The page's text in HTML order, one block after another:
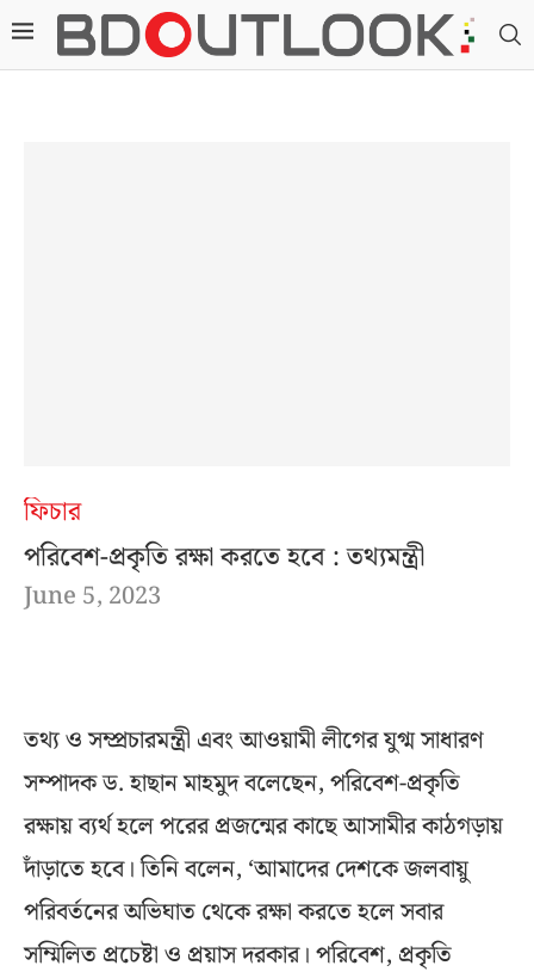
ফিচার
পরিবেশ-প্রকৃতি রক্ষা করতে হবে : তথ্যমন্ত্রী
June 5, 2023
তথ্য ও সম্প্রচারমন্ত্রী এবং আওয়ামী লীগের যুগ্ম সাধারণ
সম্পাদক ড. হাছান মাহমুদ বলেছেন, পরিবেশ-প্রকৃতি
রক্ষায় ব্যর্থ হলে পরের প্রজন্মের কাছে আসামীর কাঠগড়ায়
দাঁড়াতে হবে। তিনি বলেন, ‘আমাদের দেশকে জলবায়ু
পরিবর্তনের অভিঘাত থেকে রক্ষা করতে হলে সবার
সম্মিলিত প্রচেষ্টা ও প্রয়াস দরকার। পরিবেশ, প্রকৃতি